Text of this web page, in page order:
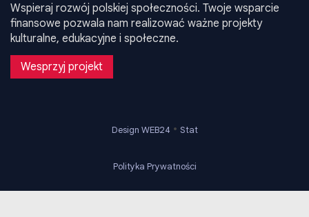
Wspieraj rozwój polskiej społeczności. Twoje wsparcie
finansowe pozwala nam realizować ważne projekty
kulturalne, edukacyjne i społeczne.
Wesprzyj projekt
Design WEB24 • Stat
Polityka Prywatności